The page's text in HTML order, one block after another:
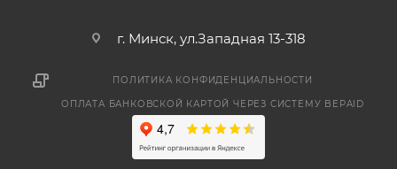
г. Минск, ул.Западная 13-318
ПОЛИТИКА КОНФИДЕНЦИАЛЬНОСТИ
ОПЛАТА БАНКОВСКОЙ КАРТОЙ ЧЕРЕЗ СИСТЕМУ BEPAID